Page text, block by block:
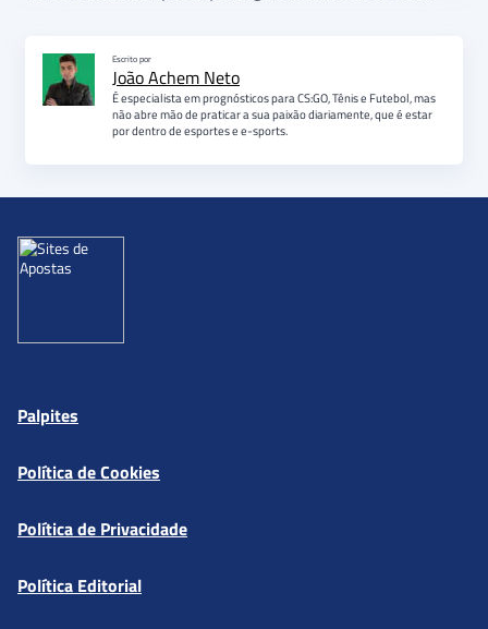
Escrito por
João Achem Neto
É especialista em prognósticos para CS:GO, Tênis e Futebol, mas
não abre mão de praticar a sua paixão diariamente, que é estar
por dentro de esportes e e-sports.
Palpites
Política de Cookies
Política de Privacidade
Política Editorial